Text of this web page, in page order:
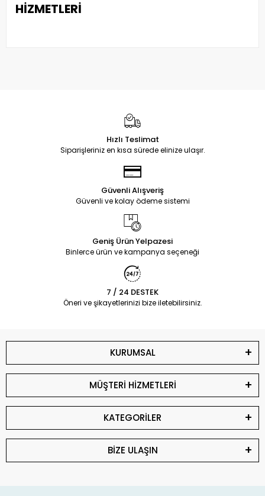
HİZMETLERİ
Hızlı Teslimat
Siparişleriniz en kısa sürede elinize ulaşır.
Güvenli Alışveriş
Güvenli ve kolay ödeme sistemi
Geniş Ürün Yelpazesi
Binlerce ürün ve kampanya seçeneği
7 / 24 DESTEK
Öneri ve şikayetlerinizi bize iletebilirsiniz.
KURUMSAL
MÜŞTERİ HİZMETLERİ
KATEGORİLER
BİZE ULAŞIN